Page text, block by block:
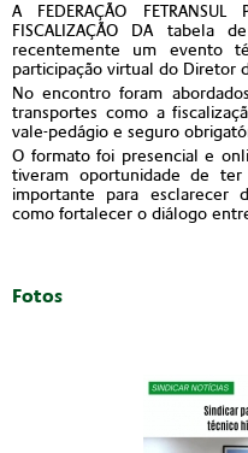
A FEDERAÇÃO
FISCALIZAÇÃO DA tabela
recentemente um evento
participação virtual do Diretor
No encontro foram
transportes como a
vale-pedágio e seguro
O formato foi presencial e
tiveram oportunidade de
importante para esclarecer
como fortalecer o diálogo
Fotos